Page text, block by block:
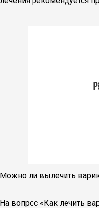
Можно ли вылечить
На вопрос «Как лечить